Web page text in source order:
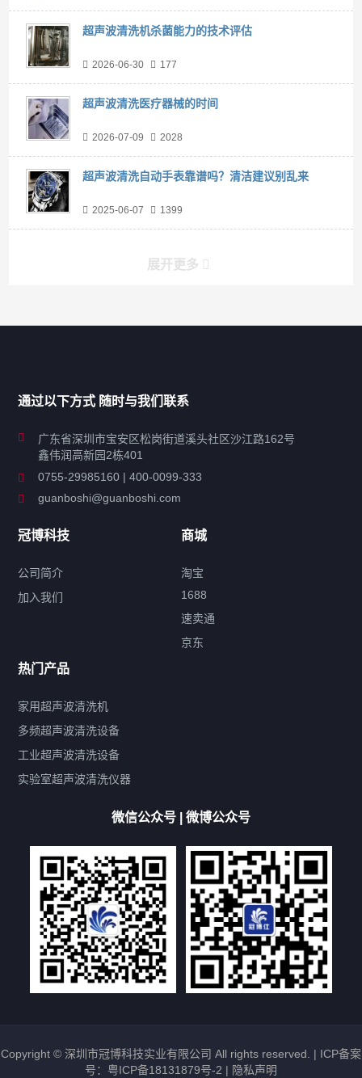
超声波清洗机杀菌能力的技术评估
2026-06-30 177
超声波清洗医疗器械的时间
2026-07-09 2028
超声波清洗自动手表靠谱吗？清洁建议别乱来
2025-06-07 1399
展开更多
工业超声波清洗设备
特种超声波洗净产品
超声波配件
产品标签
鼓泡 升降 抛动
带加热
功率可调
双波脱气
机械旋钮系列
厨具清洗机
超声波振板
高尔夫球杆清洗机
大型单槽带过滤系列
全自动/半自动系列
客户定制非标机参考
双槽三槽四槽五槽多槽系列
轮胎清洗机
多频 扫频
文章标签
超声波清洗机定制
超声波清洗机除油污
超声波清洗机除锈
超声波清洗机洗眼镜
通过以下方式 随时与我们联系
广东省深圳市宝安区松岗街道溪头社区沙江路162号
鑫伟润高新园2栋401
0755-29985160 | 400-0099-333
guanboshi@guanboshi.com
冠博科技
公司简介
加入我们
商城
淘宝
1688
速卖通
京东
热门产品
家用超声波清洗机
多频超声波清洗设备
工业超声波清洗设备
实验室超声波清洗仪器
微信公众号 | 微博公众号
Copyright © 深圳市冠博科技实业有限公司 All rights reserved. | ICP备案
号：粤ICP备18131879号-2 | 隐私声明